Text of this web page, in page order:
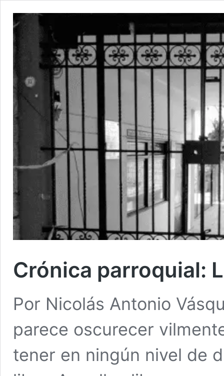
Crónica parroquial:
Por Nicolás Antonio
parece oscurecer
tener en ningún nivel de